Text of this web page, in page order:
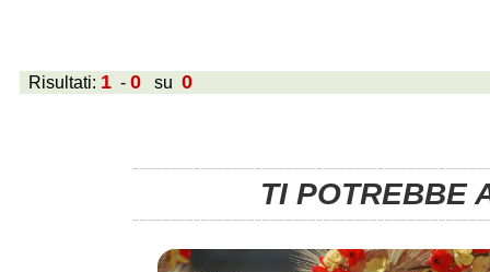
Risultati: 1 - 0 su 0
TI POTREBBE